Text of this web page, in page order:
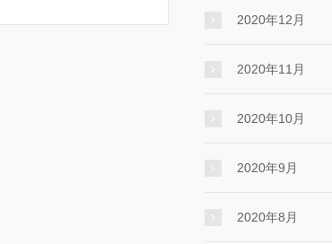
2020年12月
2020年11月
2020年10月
2020年9月
2020年8月